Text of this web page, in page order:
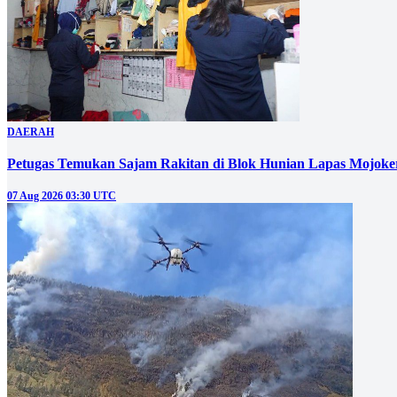
DAERAH
Petugas Temukan Sajam Rakitan di Blok Hunian Lapas
07 Aug 2026 03:30 UTC